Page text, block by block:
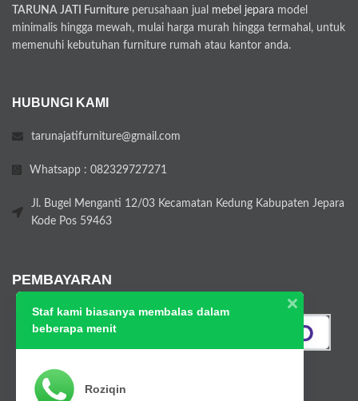
TARUNA JATI Furniture perusahaan jual mebel jepara model
minimalis hingga mewah, mulai harga murah hingga termahal, untuk
memenuhi kebutuhan furniture rumah atau kantor anda.
HUBUNGI KAMI
tarunajatifurniture@gmail.com
Whatsapp : 082329727271
Jl. Bugel Menganti 12/03 Kecamatan Kedung Kabupaten Jepara
Kode Pos 59463
PEMBAYARAN
Staf kami biasanya membalas dalam
beberapa menit
Roziqin